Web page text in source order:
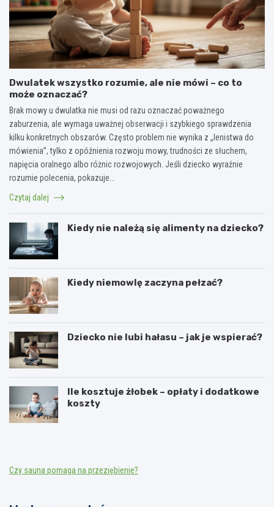
Dwulatek wszystko rozumie, ale nie mówi – co to
może oznaczać?
Brak mowy u dwulatka nie musi od razu oznaczać poważnego
zaburzenia, ale wymaga uważnej obserwacji i szybkiego sprawdzenia
kilku konkretnych obszarów. Często problem nie wynika z „lenistwa do
mówienia”, tylko z opóźnienia rozwoju mowy, trudności ze słuchem,
napięcia oralnego albo różnic rozwojowych. Jeśli dziecko wyraźnie
rozumie polecenia, pokazuje…
Czytaj dalej
Kiedy nie należą się alimenty na dziecko?
Kiedy niemowlę zaczyna pełzać?
Dziecko nie lubi hałasu – jak je wspierać?
Ile kosztuje żłobek – opłaty i dodatkowe
koszty
Czy sauna pomaga na przeziębienie?